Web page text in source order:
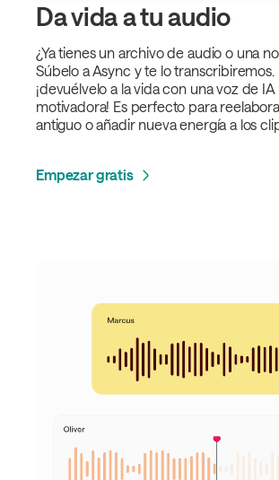
Da vida a tu audio
¿Ya tienes un archivo de audio o una
Súbelo a Async y te lo transcribiremos.
¡devuélvelo a la vida con una voz de
motivadora! Es perfecto para
antiguo o añadir nueva energía a los
Empezar gratis